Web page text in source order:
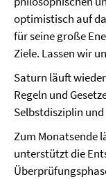
optimistisch auf
für seine große
Ziele. Lassen wir
Saturn läuft
Regeln und
Selbstdisziplin
Zum Monatsende
unterstützt die